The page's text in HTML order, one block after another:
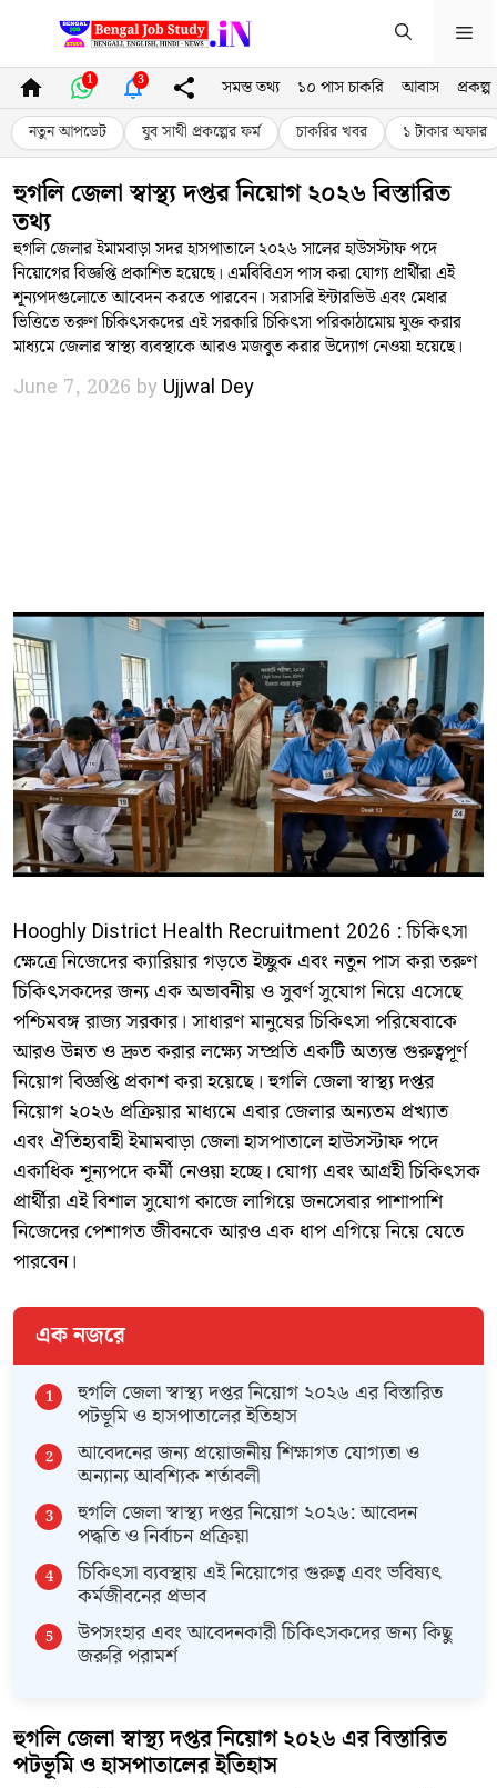
content
1 3 সমস্ত তথ্য ১০ পাস চাকরি আবাস প্রকল্প
নতুন আপডেট যুব সাথী প্রকল্পের ফর্ম চাকরির খবর ১ টাকার অফার
হুগলি জেলা স্বাস্থ্য দপ্তর নিয়োগ ২০২৬ বিস্তারিত
তথ্য
হুগলি জেলার ইমামবাড়া সদর হাসপাতালে ২০২৬ সালের হাউসস্টাফ পদে
নিয়োগের বিজ্ঞপ্তি প্রকাশিত হয়েছে। এমবিবিএস পাস করা যোগ্য প্রার্থীরা এই
শূন্যপদগুলোতে আবেদন করতে পারবেন। সরাসরি ইন্টারভিউ এবং মেধার
ভিত্তিতে তরুণ চিকিৎসকদের এই সরকারি চিকিৎসা পরিকাঠামোয় যুক্ত করার
মাধ্যমে জেলার স্বাস্থ্য ব্যবস্থাকে আরও মজবুত করার উদ্যোগ নেওয়া হয়েছে।
June 7, 2026 by Ujjwal Dey
Hooghly District Health Recruitment 2026 : চিকিৎসা
ক্ষেত্রে নিজেদের ক্যারিয়ার গড়তে ইচ্ছুক এবং নতুন পাস করা তরুণ
চিকিৎসকদের জন্য এক অভাবনীয় ও সুবর্ণ সুযোগ নিয়ে এসেছে
পশ্চিমবঙ্গ রাজ্য সরকার। সাধারণ মানুষের চিকিৎসা পরিষেবাকে
আরও উন্নত ও দ্রুত করার লক্ষ্যে সম্প্রতি একটি অত্যন্ত গুরুত্বপূর্ণ
নিয়োগ বিজ্ঞপ্তি প্রকাশ করা হয়েছে। হুগলি জেলা স্বাস্থ্য দপ্তর
নিয়োগ ২০২৬ প্রক্রিয়ার মাধ্যমে এবার জেলার অন্যতম প্রখ্যাত
এবং ঐতিহ্যবাহী ইমামবাড়া জেলা হাসপাতালে হাউসস্টাফ পদে
একাধিক শূন্যপদে কর্মী নেওয়া হচ্ছে। যোগ্য এবং আগ্রহী চিকিৎসক
প্রার্থীরা এই বিশাল সুযোগ কাজে লাগিয়ে জনসেবার পাশাপাশি
নিজেদের পেশাগত জীবনকে আরও এক ধাপ এগিয়ে নিয়ে যেতে
পারবেন।
এক নজরে
হুগলি জেলা স্বাস্থ্য দপ্তর নিয়োগ ২০২৬ এর বিস্তারিত
পটভূমি ও হাসপাতালের ইতিহাস
আবেদনের জন্য প্রয়োজনীয় শিক্ষাগত যোগ্যতা ও
অন্যান্য আবশ্যিক শর্তাবলী
হুগলি জেলা স্বাস্থ্য দপ্তর নিয়োগ ২০২৬: আবেদন
পদ্ধতি ও নির্বাচন প্রক্রিয়া
চিকিৎসা ব্যবস্থায় এই নিয়োগের গুরুত্ব এবং ভবিষ্যৎ
কর্মজীবনের প্রভাব
উপসংহার এবং আবেদনকারী চিকিৎসকদের জন্য কিছু
জরুরি পরামর্শ
হুগলি জেলা স্বাস্থ্য দপ্তর নিয়োগ ২০২৬ এর বিস্তারিত
পটভূমি ও হাসপাতালের ইতিহাস